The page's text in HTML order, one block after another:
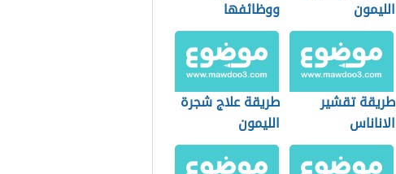
مراحل نمو شجرة
الليمون
أجزاء الزهرة
ووظائفها